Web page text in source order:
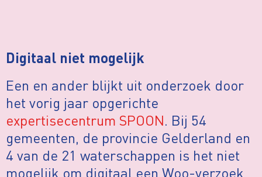
Digitaal niet mogelijk
Een en ander blijkt uit onderzoek door
het vorig jaar opgerichte
expertisecentrum SPOON. Bij 54
gemeenten, de provincie Gelderland en
4 van de 21 waterschappen is het niet
mogelijk om digitaal een Woo-verzoek